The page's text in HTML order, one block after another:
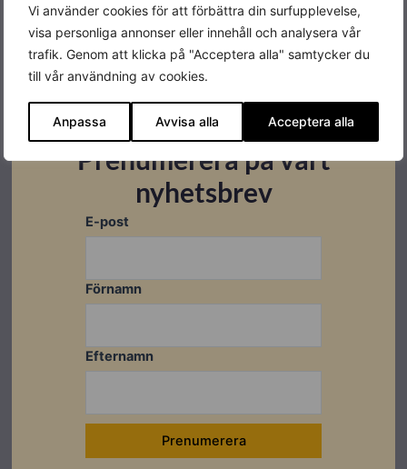
Vi använder cookies för att förbättra din surfupplevelse,
visa personliga annonser eller innehåll och analysera vår
trafik. Genom att klicka på "Acceptera alla" samtycker du
till vår användning av cookies.
Anpassa Avvisa alla Acceptera alla
Prenumerera på vårt
nyhetsbrev
E-post
Förnamn
Efternamn